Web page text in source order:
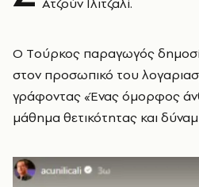
Ο Tούρκος παραγωγός
στον προσωπικό του
γράφοντας «Ένας όμορφος
μάθημα θετικότητας και